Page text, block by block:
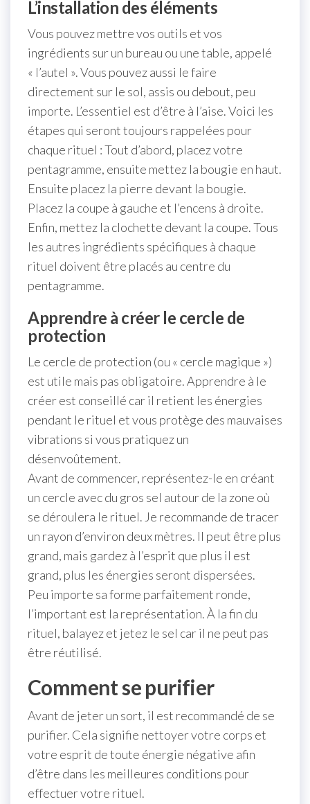
L’installation des éléments
Vous pouvez mettre vos outils et vos
ingrédients sur un bureau ou une table, appelé
« l’autel ». Vous pouvez aussi le faire
directement sur le sol, assis ou debout, peu
importe. L’essentiel est d’être à l’aise. Voici les
étapes qui seront toujours rappelées pour
chaque rituel : Tout d’abord, placez votre
pentagramme, ensuite mettez la bougie en haut.
Ensuite placez la pierre devant la bougie.
Placez la coupe à gauche et l’encens à droite.
Enfin, mettez la clochette devant la coupe. Tous
les autres ingrédients spécifiques à chaque
rituel doivent être placés au centre du
pentagramme.
Apprendre à créer le cercle de
protection
Le cercle de protection (ou « cercle magique »)
est utile mais pas obligatoire. Apprendre à le
créer est conseillé car il retient les énergies
pendant le rituel et vous protège des mauvaises
vibrations si vous pratiquez un
désenvoûtement.
Avant de commencer, représentez-le en créant
un cercle avec du gros sel autour de la zone où
se déroulera le rituel. Je recommande de tracer
un rayon d’environ deux mètres. Il peut être plus
grand, mais gardez à l’esprit que plus il est
grand, plus les énergies seront dispersées.
Peu importe sa forme parfaitement ronde,
l’important est la représentation. À la fin du
rituel, balayez et jetez le sel car il ne peut pas
être réutilisé.
Comment se purifier
Avant de jeter un sort, il est recommandé de se
purifier. Cela signifie nettoyer votre corps et
votre esprit de toute énergie négative afin
d’être dans les meilleures conditions pour
effectuer votre rituel.